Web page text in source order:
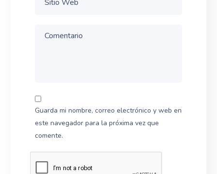
Guarda mi nombre, correo electrónico y web en
este navegador para la próxima vez que
comente.